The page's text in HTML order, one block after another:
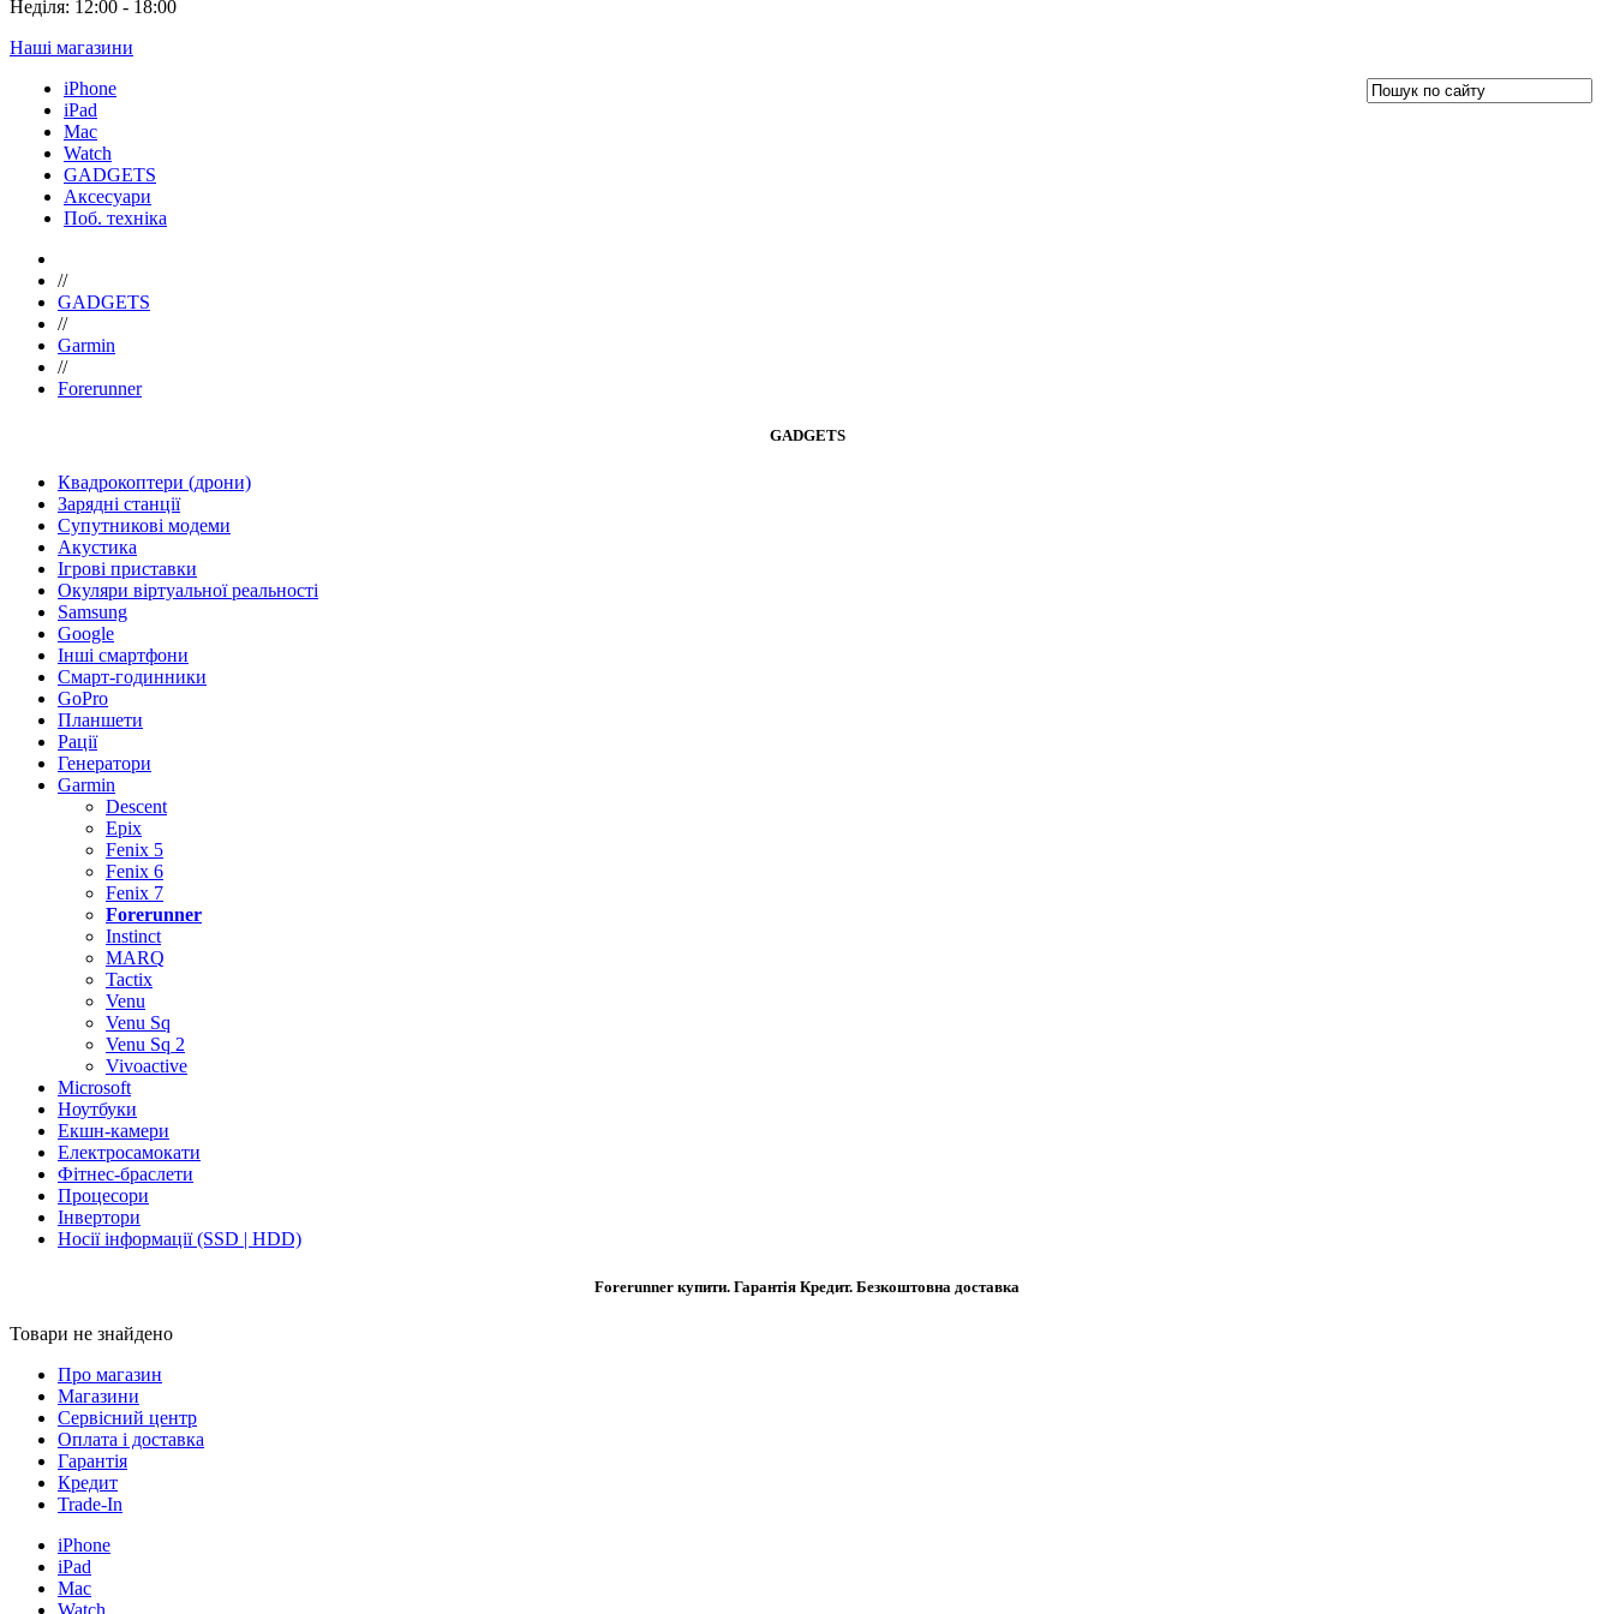
Неділя: 12:00 - 18:00
Наші магазини
iPhone
iPad
Mac
Watch
GADGETS
Аксесуари
Поб. техніка
//
GADGETS
//
Garmin
//
Forerunner
GADGETS
Квадрокоптери (дрони)
Зарядні станції
Супутникові модеми
Акустика
Ігрові приставки
Окуляри віртуальної реальності
Samsung
Google
Інші смартфони
Смарт-годинники
GoPro
Планшети
Рації
Генератори
Garmin
Descent
Epix
Fenix 5
Fenix 6
Fenix 7
Forerunner
Instinct
MARQ
Tactix
Venu
Venu Sq
Venu Sq 2
Vivoactive
Microsoft
Ноутбуки
Екшн-камери
Електросамокати
Фітнес-браслети
Процесори
Інвертори
Носії інформації (SSD | HDD)
Forerunner купити. Гарантія Кредит. Безкоштовна доставка
Товари не знайдено
Про магазин
Магазини
Сервісний центр
Оплата і доставка
Гарантія
Кредит
Trade-In
iPhone
iPad
Mac
Watch